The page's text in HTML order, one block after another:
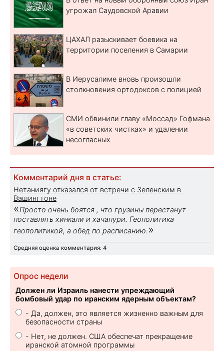
угрожал Саудовской Аравии
ЦАХАЛ разыскивает боевика на
территории поселения в Самарии
В Иерусалиме вновь произошли
столкновения ортодоксов с полицией
СМИ обвинили главу «Моссад» Гофмана
«в советских чистках» и удалении
несогласных
Комментарий дня в статье:
Нетаниягу отказался от встречи с Зеленским в
Вашингтоне
«Просто очень боятся , что грузины перестанут
поставлять хинкали и хачапури. Геополитика
геополитикой, а обед по расписанию. »
Средняя оценка комментария: 4
Опрос недели
Должен ли Израиль нанести упреждающий
бомбовый удар по иранским ядерным объектам?
- Да, должен, это является жизненно важным для
безопасности страны
- Нет, не должен. США обеспечат прекращение
иранской атомной программы